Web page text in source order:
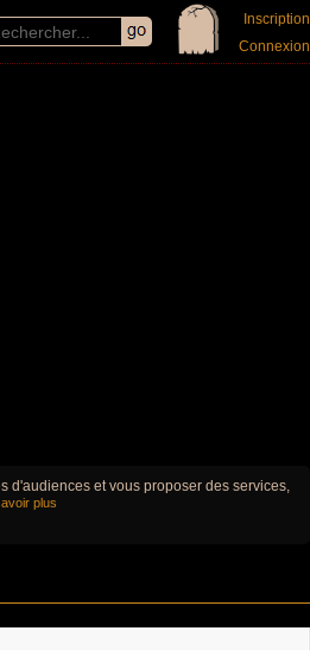
Inscription
Connexion
d'audiences et vous proposer des services,
plus